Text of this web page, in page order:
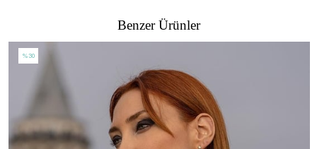
Benzer Ürünler
%30